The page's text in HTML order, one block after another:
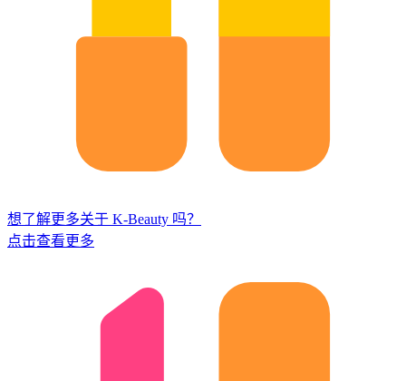
想了解更多关于 K-Beauty 吗？
点击查看更多